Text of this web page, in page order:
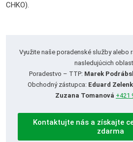
CHKO).
Využite naše poradenské služby alebo
nasledujúcich
Poradestvo – TTP: Marek
Obchodný zástupca: Eduard
Zuzana Tomanová +421
Kontaktujte nás a získajte
zdarma